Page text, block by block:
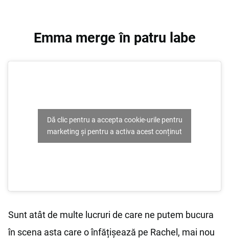
Emma merge în patru labe
Dă clic pentru a accepta cookie-urile pentru
marketing și pentru a activa acest conținut
Sunt atât de multe lucruri de care ne putem bucura
în scena asta care o înfățișează pe Rachel, mai nou